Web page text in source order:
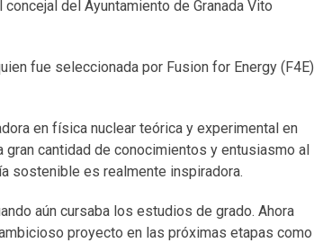
del Ayuntamiento de Granada Vito
fue seleccionada por Fusion for Energy (F4E)
en física nuclear teórica y experimental en
cantidad de conocimientos y entusiasmo al
sostenible es realmente inspiradora.
aún cursaba los estudios de grado. Ahora
proyecto en las próximas etapas como